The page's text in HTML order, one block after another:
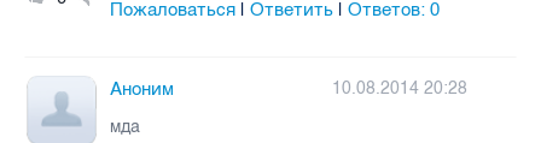
Пожаловаться |Ответить |Ответов:0
Аноним
10.08.2014 20:28
мда